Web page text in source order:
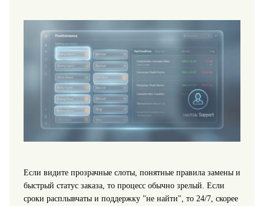
Если видите прозрачные слоты, понятные правила замены и
быстрый статус заказа, то процесс обычно зрелый. Если
сроки расплывчаты и поддержку "не найти", то 24/7, скорее